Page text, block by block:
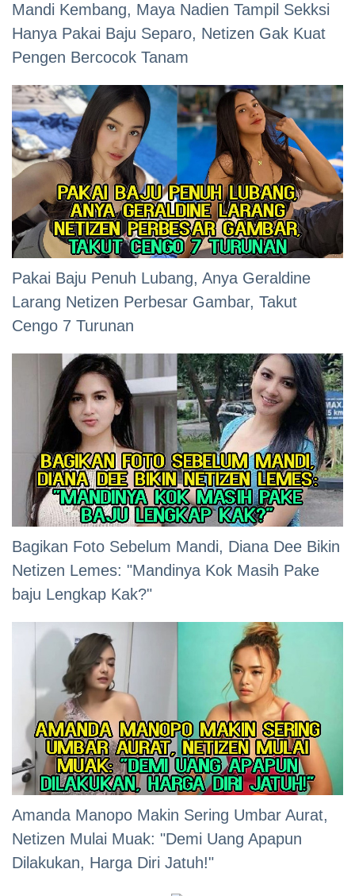
Mandi Kembang, Maya Nadien Tampil Sekksi
Hanya Pakai Baju Separo, Netizen Gak Kuat
Pengen Bercocok Tanam
Pakai Baju Penuh Lubang, Anya Geraldine
Larang Netizen Perbesar Gambar, Takut
Cengo 7 Turunan
Bagikan Foto Sebelum Mandi, Diana Dee Bikin
Netizen Lemes: "Mandinya Kok Masih Pake
baju Lengkap Kak?"
Amanda Manopo Makin Sering Umbar Aurat,
Netizen Mulai Muak: "Demi Uang Apapun
Dilakukan, Harga Diri Jatuh!"